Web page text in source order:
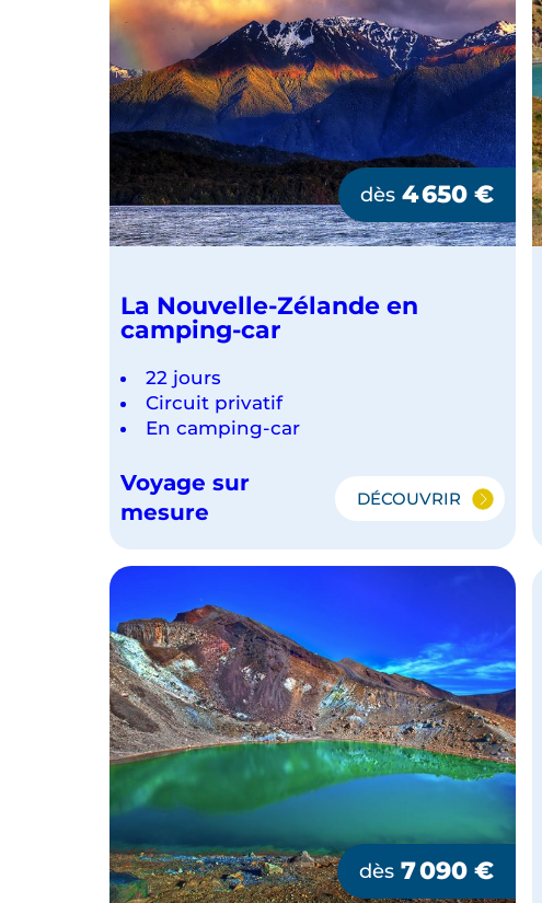
dès 4 650€
La Nouvelle-Zélande en
camping-car
22 jours
Circuit privatif
En camping-car
Voyage sur
mesure
DÉCOUVRIR
LA
ZÉLANDE
dès 7 090€